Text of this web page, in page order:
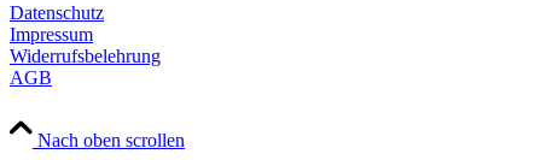
Datenschutz
Impressum
Widerrufsbelehrung
AGB
Nach oben scrollen